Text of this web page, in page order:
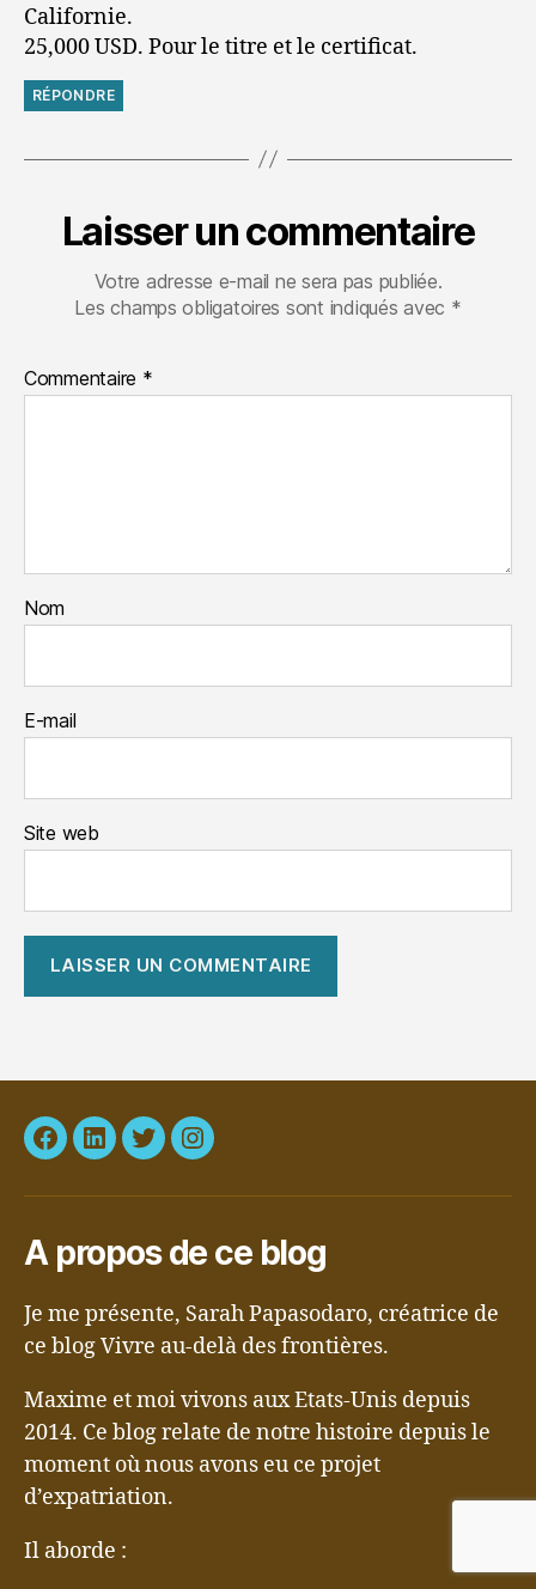
Californie.
25,000 USD. Pour le titre et le certificat.
RÉPONDRE
Laisser un commentaire
Votre adresse e-mail ne sera pas publiée.
Les champs obligatoires sont indiqués avec *
Commentaire *
Nom
E-mail
Site web
Facebook
LinkedInTwitterInstagram
A propos de ce blog
Je me présente, Sarah Papasodaro, créatrice de
ce blog Vivre au-delà des frontières.
Maxime et moi vivons aux Etats-Unis depuis
2014. Ce blog relate de notre histoire depuis le
moment où nous avons eu ce projet
d’expatriation.
Il aborde :